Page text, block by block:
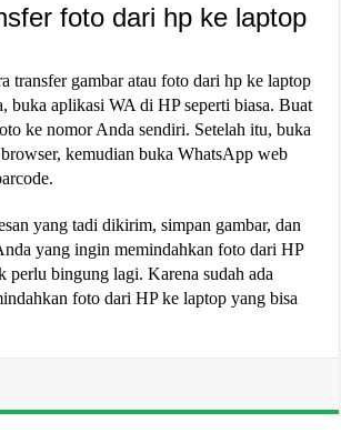
foto dari hp ke laptop
transfer gambar atau foto dari hp ke laptop
buka aplikasi WA di HP seperti biasa. Buat
ke nomor Anda sendiri. Setelah itu, buka
kemudian buka WhatsApp web
yang tadi dikirim, simpan gambar, dan
yang ingin memindahkan foto dari HP
perlu bingung lagi. Karena sudah ada
foto dari HP ke laptop yang bisa